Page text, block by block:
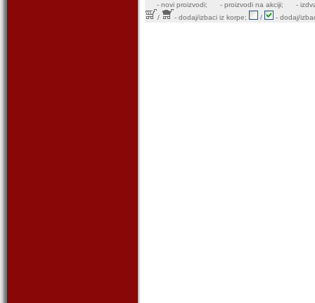
- novi proizvodi; - proizvodi na akciji;
-
/
- dodaj/izbaci iz korpe; / - dodaj/